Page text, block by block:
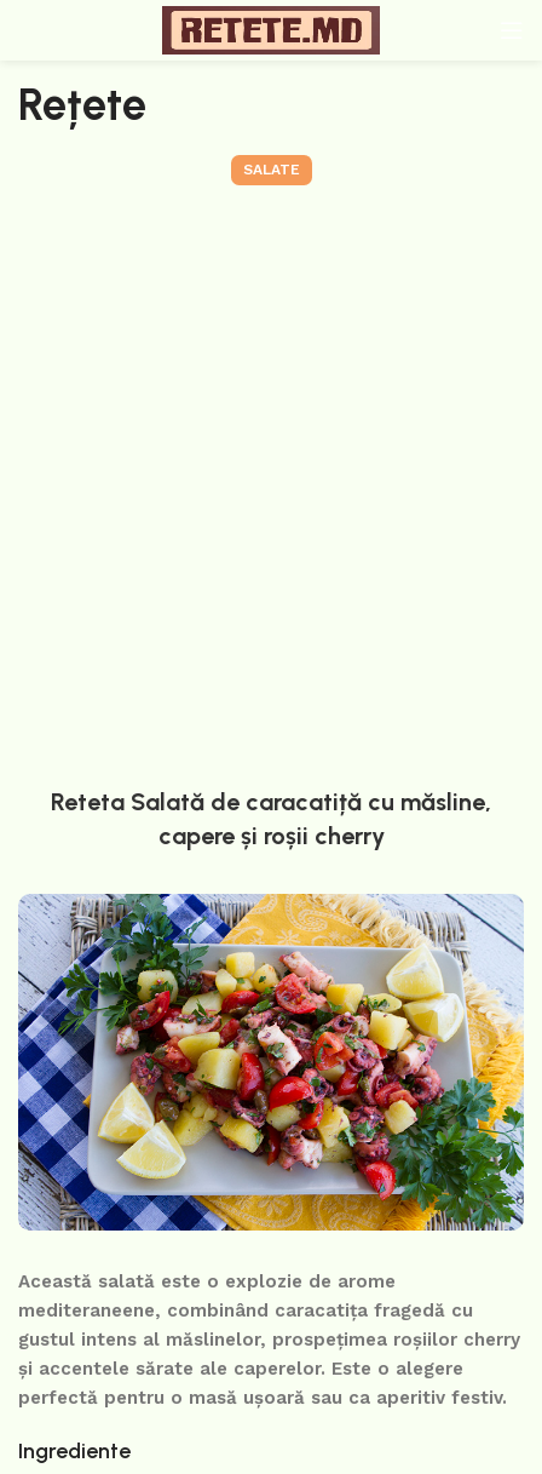
Rețete
SALATE
Reteta Salată de caracatiță cu măsline,
capere și roșii cherry
Această salată este o explozie de arome
mediteraneene, combinând caracatița fragedă cu
gustul intens al măslinelor, prospețimea roșiilor cherry
și accentele sărate ale caperelor. Este o alegere
perfectă pentru o masă ușoară sau ca aperitiv festiv.
Ingrediente